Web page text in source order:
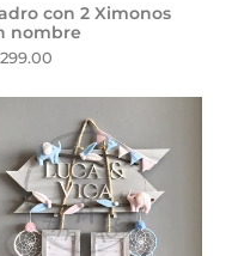
con 2 Ximonos
nombre